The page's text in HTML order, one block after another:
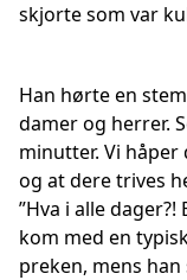
skjorte som var
Han hørte en
damer og herrer.
minutter. Vi
og at dere trives
”Hva i alle
kom med en
preken, mens